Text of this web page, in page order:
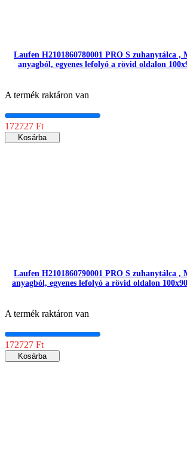
Laufen H2101860780001 PRO S zuhanytálca
anyagból, egyenes lefolyó a rövid oldalon
A termék raktáron van
172727 Ft
Kosárba
Laufen H2101860790001 PRO S zuhanytálca
anyagból, egyenes lefolyó a rövid oldalon
A termék raktáron van
172727 Ft
Kosárba